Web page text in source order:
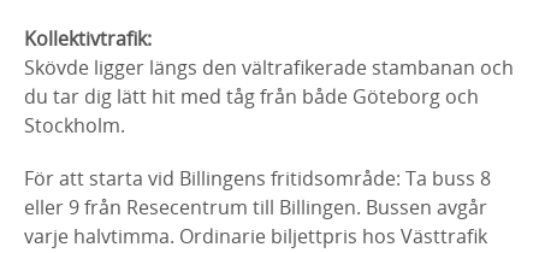
Kollektivtrafik:
Skövde ligger längs den vältrafikerade stambanan och
du tar dig lätt hit med tåg från både Göteborg och
Stockholm.
För att starta vid Billingens fritidsområde: Ta buss 8
eller 9 från Resecentrum till Billingen. Bussen avgår
varje halvtimma. Ordinarie biljettpris hos Västtrafik